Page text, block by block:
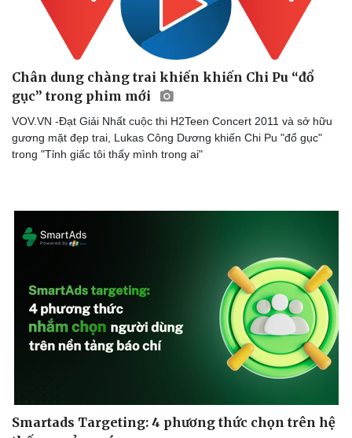
Âm nhạc
Sao Việt
Chân dung chàng trai khiến khiến Chi Pu “đổ
gục” trong phim mới
VOV.VN -Đạt Giải Nhất cuộc thi H2Teen Concert 2011 và sở hữu
gương mặt đẹp trai, Lukas Công Dương khiến Chi Pu "đổ gục"
trong "Tỉnh giấc tôi thấy mình trong ai"
Smartads Targeting: 4 phương thức chọn trên hệ